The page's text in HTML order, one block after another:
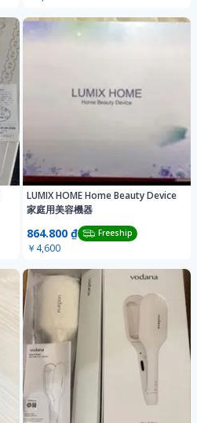
LUMIX HOME Home Beauty Device
家庭用美容機器
864.800 ₫ Freeship
￥4,600